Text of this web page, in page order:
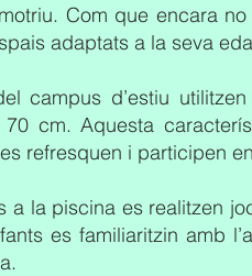
Com que encara
adaptats a la seva
campus d’estiu
cm. Aquesta
refresquen i participen
a la piscina es realitzen
es familiaritzin amb